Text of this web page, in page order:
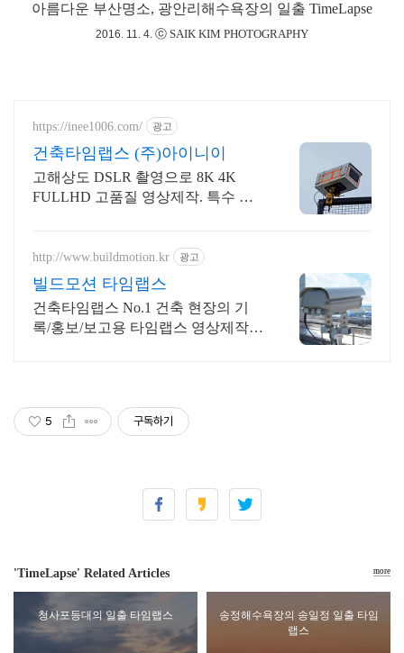
아름다운 부산명소, 광안리해수욕장의 일출 TimeLapse
2016. 11. 4. ⓒ SAIK KIM PHOTOGRAPHY
https://inee1006.com/ 광고
건축타임랩스 (주)아이니이
고해상도 DSLR 촬영으로 8K 4K
FULLHD 고품질 영상제작. 특수 하
http://www.buildmotion.kr 광고
빌드모션 타임랩스
건축타임랩스 No.1 건축 현장의 기
록/홍보/보고용 타임랩스 영상제작
5 구독하기
'TimeLapse' Related Articles
청사포등대의 일출 타임랩스
송정해수욕장의 송일정 일출 타임
랩스
more